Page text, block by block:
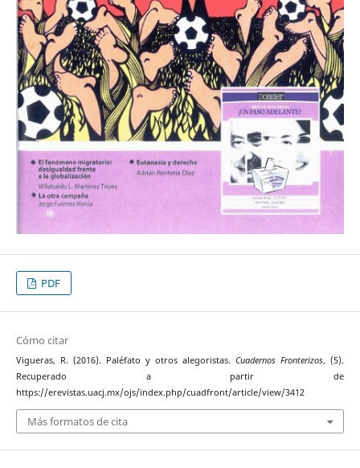
PDF
Cómo citar
Vigueras, R. (2016). Paléfato y otros alegoristas.Cuadernos Fronterizos, (5).
Recuperado a partir de
https://erevistas.uacj.mx/ojs/index.php/cuadfront/article/view/3412
Más formatos de cita